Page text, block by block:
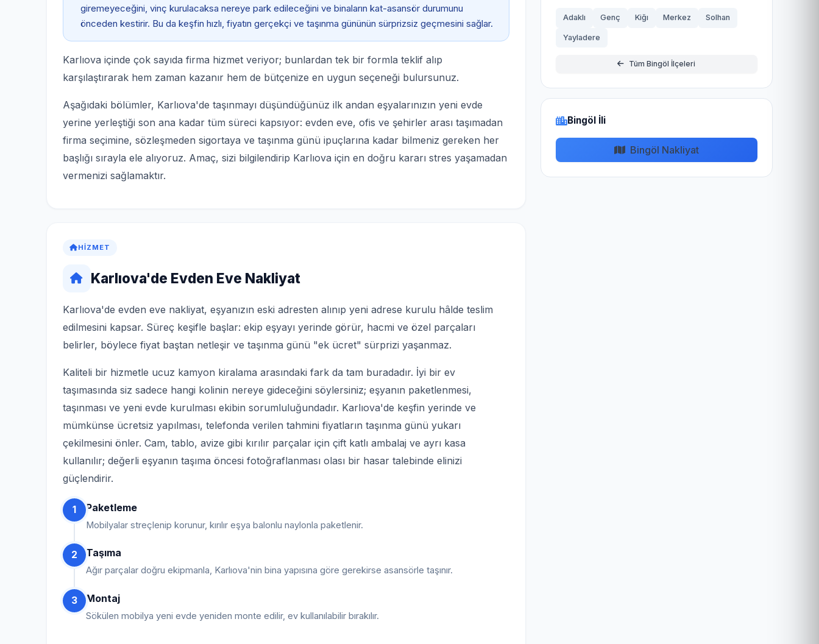
giremeyeceğini, vinç kurulacaksa nereye park edileceğini ve binaların kat-asansör durumunu
önceden kestirir. Bu da keşfin hızlı, fiyatın gerçekçi ve taşınma gününün sürprizsiz geçmesini sağlar.
Karlıova içinde çok sayıda firma hizmet veriyor; bunlardan tek bir formla teklif alıp
karşılaştırarak hem zaman kazanır hem de bütçenize en uygun seçeneği bulursunuz.
Aşağıdaki bölümler, Karlıova'de taşınmayı düşündüğünüz ilk andan eşyalarınızın yeni evde
yerine yerleştiği son ana kadar tüm süreci kapsıyor: evden eve, ofis ve şehirler arası taşımadan
firma seçimine, sözleşmeden sigortaya ve taşınma günü ipuçlarına kadar bilmeniz gereken her
başlığı sırayla ele alıyoruz. Amaç, sizi bilgilendirip Karlıova için en doğru kararı stres yaşamadan
vermenizi sağlamaktır.
HIZMET
Karlıova'de Evden Eve Nakliyat
Karlıova'de evden eve nakliyat, eşyanızın eski adresten alınıp yeni adrese kurulu hâlde teslim
edilmesini kapsar. Süreç keşifle başlar: ekip eşyayı yerinde görür, hacmi ve özel parçaları
belirler, böylece fiyat baştan netleşir ve taşınma günü "ek ücret" sürprizi yaşanmaz.
Kaliteli bir hizmetle ucuz kamyon kiralama arasındaki fark da tam buradadır. İyi bir ev
taşımasında siz sadece hangi kolinin nereye gideceğini söylersiniz; eşyanın paketlenmesi,
taşınması ve yeni evde kurulması ekibin sorumluluğundadır. Karlıova'de keşfin yerinde ve
mümkünse ücretsiz yapılması, telefonda verilen tahmini fiyatların taşınma günü yukarı
çekilmesini önler. Cam, tablo, avize gibi kırılır parçalar için çift katlı ambalaj ve ayrı kasa
kullanılır; değerli eşyanın taşıma öncesi fotoğraflanması olası bir hasar talebinde elinizi
güçlendirir.
1 Paketleme
Mobilyalar streçlenip korunur, kırılır eşya balonlu naylonla paketlenir.
2 Taşıma
Ağır parçalar doğru ekipmanla, Karlıova'nin bina yapısına göre gerekirse asansörle taşınır.
3 Montaj
Sökülen mobilya yeni evde yeniden monte edilir, ev kullanılabilir bırakılır.
Adaklı Genç Kiğı Merkez Solhan
Yayladere
Tüm Bingöl İlçeleri
Bingöl İli
Bingöl Nakliyat